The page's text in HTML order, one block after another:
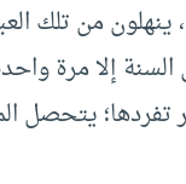
ينهلون من تلك
إلا مرة
يتحصل